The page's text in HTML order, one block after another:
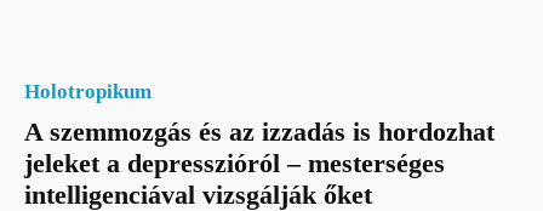
Holotropikum
A szemmozgás és az izzadás is hordozhat
jeleket a depresszióról – mesterséges
intelligenciával vizsgálják őket